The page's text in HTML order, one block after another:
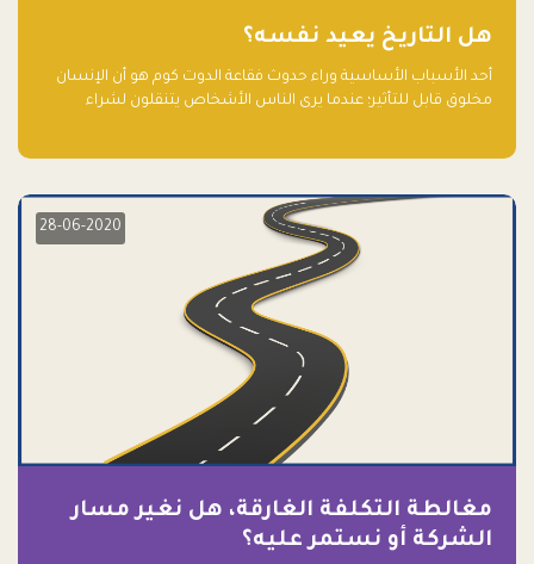
هل التاريخ يعيد نفسه؟
أحد الأسباب الأساسية وراء حدوث فقاعة الدوت كوم هو أن الإنسان
مخلوق قابل للتأثير؛ عندما يرى الناس الأشخاص يتنقلون لشراء
28-06-2020
مغالطة التكلفة الغارقة، هل نغير مسار
الشركة أو نستمر عليه؟